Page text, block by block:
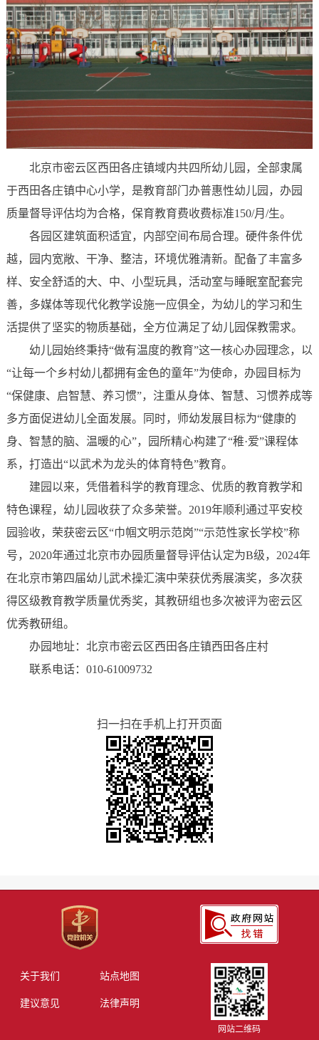
北京市密云区西田各庄镇域内共四所幼儿园，全部隶属
于西田各庄镇中心小学，是教育部门办普惠性幼儿园，办园
质量督导评估均为合格，保育教育费收费标准150/月/生。
各园区建筑面积适宜，内部空间布局合理。硬件条件优
越，园内宽敞、干净、整洁，环境优雅清新。配备了丰富多
样、安全舒适的大、中、小型玩具，活动室与睡眠室配套完
善，多媒体等现代化教学设施一应俱全，为幼儿的学习和生
活提供了坚实的物质基础，全方位满足了幼儿园保教需求。
幼儿园始终秉持“做有温度的教育”这一核心办园理念，以
“让每一个乡村幼儿都拥有金色的童年”为使命，办园目标为
“保健康、启智慧、养习惯”，注重从身体、智慧、习惯养成等
多方面促进幼儿全面发展。同时，师幼发展目标为“健康的
身、智慧的脑、温暖的心”，园所精心构建了“稚·爱”课程体
系，打造出“以武术为龙头的体育特色”教育。
建园以来，凭借着科学的教育理念、优质的教育教学和
特色课程，幼儿园收获了众多荣誉。2019年顺利通过平安校
园验收，荣获密云区“巾帼文明示范岗”“示范性家长学校”称
号，2020年通过北京市办园质量督导评估认定为B级，2024年
在北京市第四届幼儿武术操汇演中荣获优秀展演奖，多次获
得区级教育教学质量优秀奖，其教研组也多次被评为密云区
优秀教研组。
办园地址：北京市密云区西田各庄镇西田各庄村
联系电话：010-61009732
扫一扫在手机上打开页面
关于我们 站点地图
建议意见 法律声明
网站二维码